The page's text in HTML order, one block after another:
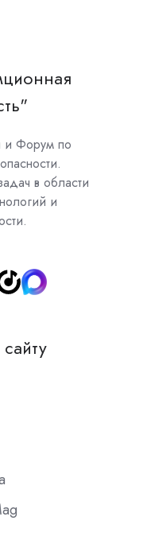
и Форум по
в области
и